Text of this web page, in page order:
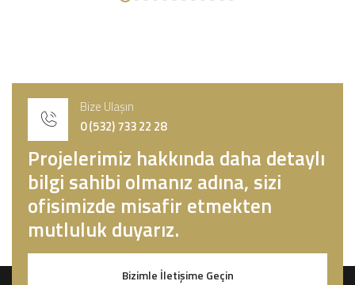
Bize Ulaşın
0 (532) 733 22 28
Projelerimiz hakkında daha detaylı
bilgi sahibi olmanız adına, sizi
ofisimizde misafir etmekten
mutluluk duyarız.
Bizimle İletişime Geçin